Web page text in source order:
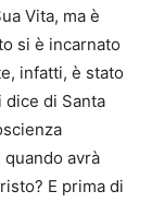
Vita, ma è
si è incarnato
infatti, è stato
di Santa
quando avrà
E prima di